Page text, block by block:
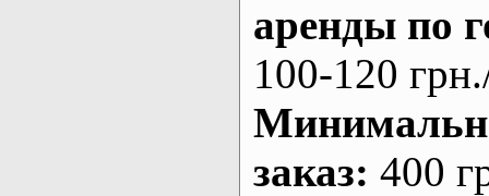
аренды по
100-120
заказ: 400